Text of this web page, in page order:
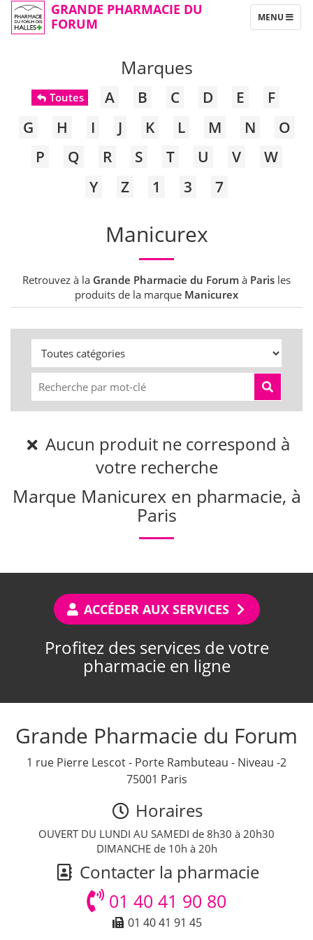
GRANDE PHARMACIE DU
FORUM
TOGGLE
NAVIGATION
MENU
Marques
Toutes A B C D E
F
G
H I J K L M N
O
P
Q R S T U V
W
Y
Z 1 3 7
Manicurex
Retrouvez à la Grande Pharmacie du Forum à Paris les
produits de la marque Manicurex
Aucun produit ne correspond à
votre recherche
Marque Manicurex en pharmacie, à
Paris
ACCÉDER AUX SERVICES
Profitez des services de votre
pharmacie en ligne
Grande Pharmacie du Forum
1 rue Pierre Lescot - Porte Rambuteau - Niveau -2
75001 Paris
Horaires
OUVERT DU LUNDI AU SAMEDI de 8h30 à 20h30
DIMANCHE de 10h à 20h
Contacter la pharmacie
01 40 41 90 80
01 40 41 91 45